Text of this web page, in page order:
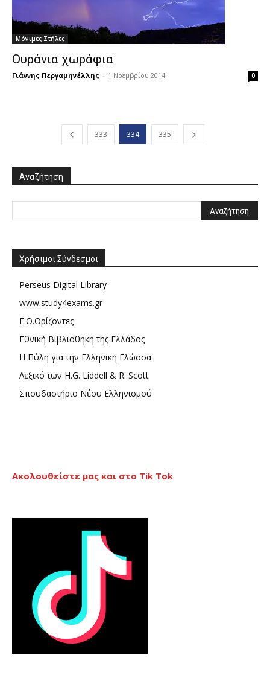
Μόνιμες Στήλες
Ουράνια χωράφια
Γιάννης Περγαμηνέλλης - 1 Νοεμβρίου 2014 0
333 334 335
Αναζήτηση
Χρήσιμοι Σύνδεσμοι
Perseus Digital Library
www.study4exams.gr
Ε.Ο.Ορίζοντες
Εθνική Βιβλιοθήκη της Ελλάδος
Η Πύλη για την Ελληνική Γλώσσα
Λεξικό των H.G. Liddell & R. Scott
Σπουδαστήριο Νέου Ελληνισμού
Ακολουθείστε μας και στο Tik Tok